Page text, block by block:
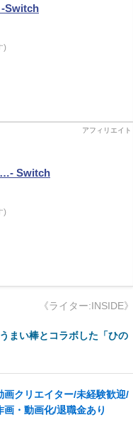
-Switch
)
…- Switch
)
《ライター:INSIDE》
まい棒とコラボした「ひの
画クリエイター/未経験歓迎/
画・動画化/退職金あり